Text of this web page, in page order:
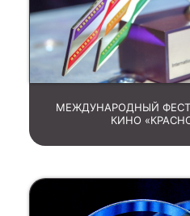
МЕЖДУНАРОДНЫЙ
КИНО